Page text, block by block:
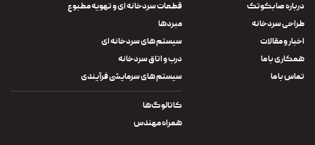
درباره صابکوتک
طراحی سردخانه
اخبار و مقالات
همکاری با ما
تماس با ما
قطعات سردخانه ای و تهویه مطبوع
مبردها
سیستم های سردخانه ای
درب و اتاق سردخانه
سیستم های سرمایشی فرآیندی
کاتالوگ‌ها
همراه مهندس